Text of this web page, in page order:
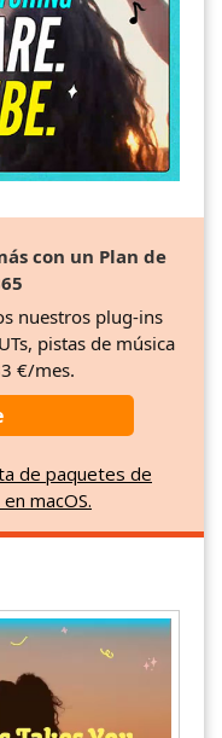
con un Plan de
nuestros plug-ins
pistas de música
€/mes.
de paquetes de
macOS.